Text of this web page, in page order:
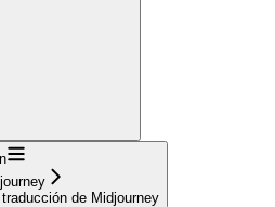
de Midjourney